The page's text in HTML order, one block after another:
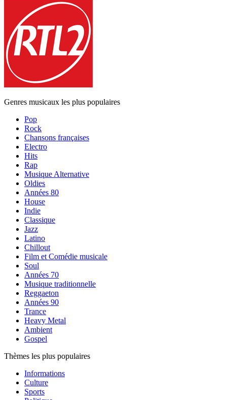
Genres musicaux les plus populaires
Pop
Rock
Chansons françaises
Electro
Hits
Rap
Musique Alternative
Oldies
Années 80
House
Indie
Classique
Jazz
Latino
Chillout
Film et Comédie musicale
Soul
Années 70
Musique traditionnelle
Reggaeton
Années 90
Trance
Heavy Metal
Ambient
Gospel
Thèmes les plus populaires
Informations
Culture
Sports